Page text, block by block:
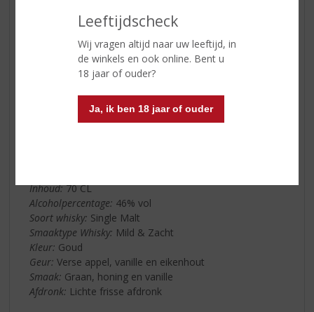
Leeftijdscheck
Wij vragen altijd naar uw leeftijd, in
de winkels en ook online. Bent u
18 jaar of ouder?
Ja, ik ben 18 jaar of ouder
dat aan het begin van de 20e eeuw de productie stil
kwam te liggen. In de periode tussen de wereldoorlogen
werd er geen whisky gemaakt en droogden de
voorraden op. De gebouwen hebben zelfs dienstgedaan
de productie hervat en kunnen we genieten van deze
Inhoud:70 CL
Alcoholpercentage: 46% vol
Soort whisky: Single Malt
Smaaktype Whisky: Mild & Zacht
Kleur: Goud
Geur: Verse appel, vanille en eikenhout
Smaak: Graan, honing en vanille
Afdronk: Lichte frisse afdronk